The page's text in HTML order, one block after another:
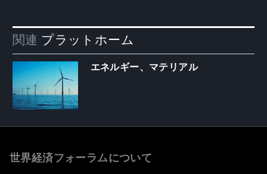
関連 プラットホーム
エネルギー、マテリアル
世界経済フォーラムについて